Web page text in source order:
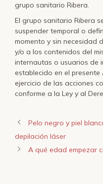
grupo sanitario Ribera.
El grupo sanitario Ribera
suspender temporal o
momento y sin necesidad
y/o a los contenidos del
internautas o usuarios de
establecido en el
ejercicio de las acciones
conforme a la Ley y al
Pelo negro y piel
depilación láser
A qué edad empezar